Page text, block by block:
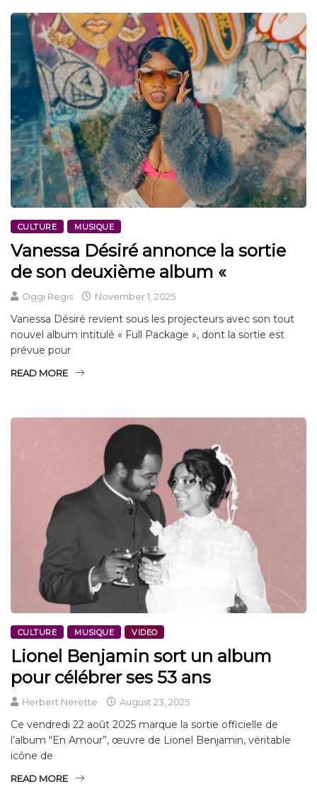
CULTURE MUSIQUE
Vanessa Désiré annonce la sortie
de son deuxième album «
Oggi Regis November 1, 2025
Vanessa Désiré revient sous les projecteurs avec son tout
nouvel album intitulé « Full Package », dont la sortie est
prévue pour
READ MORE
CULTURE MUSIQUE VIDEO
Lionel Benjamin sort un album
pour célébrer ses 53 ans
Herbert Nerette August 23, 2025
Ce vendredi 22 août 2025 marque la sortie officielle de
l’album “En Amour”, œuvre de Lionel Benjamin, véritable
icône de
READ MORE